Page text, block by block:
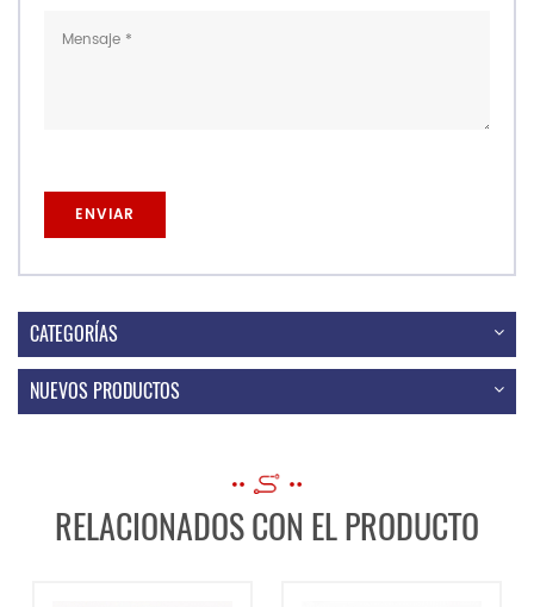
CATEGORÍAS
NUEVOS PRODUCTOS
RELACIONADOS CON EL PRODUCTO